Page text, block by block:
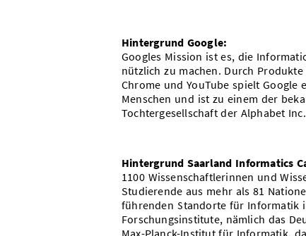
Hintergrund Google:
Googles Mission ist es, die
nützlich zu machen. Durch
Chrome und YouTube spielt
Menschen und ist zu einem der
Tochtergesellschaft der Alphabet Inc.
Hintergrund Saarland Informatics
1100 Wissenschaftlerinnen und
Studierende aus mehr als 81
führenden Standorte für Informatik
Forschungsinstitute, nämlich das